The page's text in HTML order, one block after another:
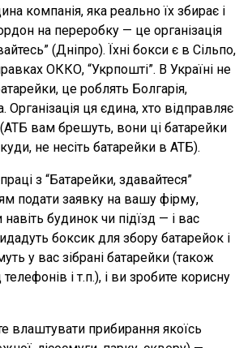
компанія, яка реально їх збирає і
на переробку — це організація
(Дніпро). Їхні бокси є в Сільпо,
ОККО, “Укрпошті”. В Україні не
це роблять Болгарія,
ця єдина, хто відправляє
вам брешуть, вони ці батарейки
не несіть батарейки в АТБ).
з “Батарейки, здавайтеся”
подати заявку на вашу фірму,
будинок чи підїзд — і вас
боксик для збору батарейок і
у вас зібрані батарейки (також
і т.п.), і ви зробите корисну
влаштувати прибирання якоїсь